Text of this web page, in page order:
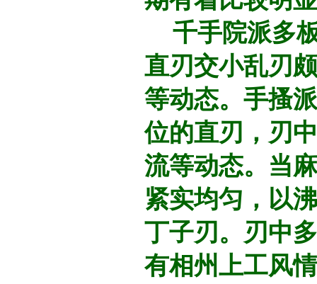
千手院派多
直刃交小乱刃
等动态。手搔
位的直刃，刃
流等动态。当
紧实均匀，以
丁子刃。刃中
有相州上工风